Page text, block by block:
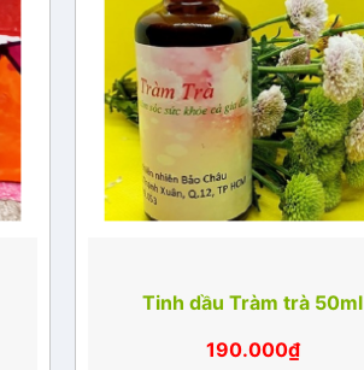
Tinh dầu Tràm trà 50ml
190.000₫